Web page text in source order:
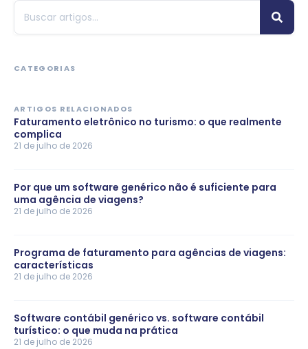
CATEGORIAS
ARTIGOS RELACIONADOS
Faturamento eletrônico no turismo: o que realmente
complica
21 de julho de 2026
Por que um software genérico não é suficiente para
uma agência de viagens?
21 de julho de 2026
Programa de faturamento para agências de viagens:
características
21 de julho de 2026
Software contábil genérico vs. software contábil
turístico: o que muda na prática
21 de julho de 2026